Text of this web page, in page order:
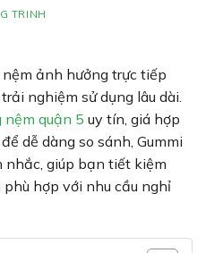
TRINH
ảnh hưởng trực tiếp
nghiệm sử dụng lâu dài.
nệm quận 5 uy tín, giá hợp
dễ dàng so sánh, Gummi
nhắc, giúp bạn tiết kiệm
hợp với nhu cầu nghỉ